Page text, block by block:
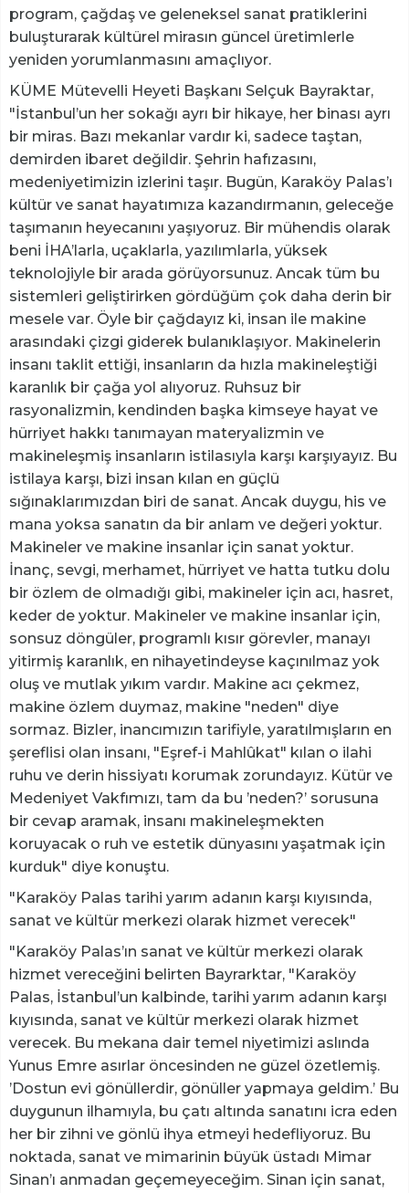
program, çağdaş ve geleneksel sanat pratiklerini
buluşturarak kültürel mirasın güncel üretimlerle
yeniden yorumlanmasını amaçlıyor.
KÜME Mütevelli Heyeti Başkanı Selçuk Bayraktar,
"İstanbul’un her sokağı ayrı bir hikaye, her binası ayrı
bir miras. Bazı mekanlar vardır ki, sadece taştan,
demirden ibaret değildir. Şehrin hafızasını,
medeniyetimizin izlerini taşır. Bugün, Karaköy Palas’ı
kültür ve sanat hayatımıza kazandırmanın, geleceğe
taşımanın heyecanını yaşıyoruz. Bir mühendis olarak
beni İHA’larla, uçaklarla, yazılımlarla, yüksek
teknolojiyle bir arada görüyorsunuz. Ancak tüm bu
sistemleri geliştirirken gördüğüm çok daha derin bir
mesele var. Öyle bir çağdayız ki, insan ile makine
arasındaki çizgi giderek bulanıklaşıyor. Makinelerin
insanı taklit ettiği, insanların da hızla makineleştiği
karanlık bir çağa yol alıyoruz. Ruhsuz bir
rasyonalizmin, kendinden başka kimseye hayat ve
hürriyet hakkı tanımayan materyalizmin ve
makineleşmiş insanların istilasıyla karşı karşıyayız. Bu
istilaya karşı, bizi insan kılan en güçlü
sığınaklarımızdan biri de sanat. Ancak duygu, his ve
mana yoksa sanatın da bir anlam ve değeri yoktur.
Makineler ve makine insanlar için sanat yoktur.
İnanç, sevgi, merhamet, hürriyet ve hatta tutku dolu
bir özlem de olmadığı gibi, makineler için acı, hasret,
keder de yoktur. Makineler ve makine insanlar için,
sonsuz döngüler, programlı kısır görevler, manayı
yitirmiş karanlık, en nihayetindeyse kaçınılmaz yok
oluş ve mutlak yıkım vardır. Makine acı çekmez,
makine özlem duymaz, makine "neden" diye
sormaz. Bizler, inancımızın tarifiyle, yaratılmışların en
şereflisi olan insanı, "Eşref-i Mahlûkat" kılan o ilahi
ruhu ve derin hissiyatı korumak zorundayız. Kütür ve
Medeniyet Vakfımızı, tam da bu ’neden?’ sorusuna
bir cevap aramak, insanı makineleşmekten
koruyacak o ruh ve estetik dünyasını yaşatmak için
kurduk" diye konuştu.
"Karaköy Palas tarihi yarım adanın karşı kıyısında,
sanat ve kültür merkezi olarak hizmet verecek"
"Karaköy Palas’ın sanat ve kültür merkezi olarak
hizmet vereceğini belirten Bayrarktar, "Karaköy
Palas, İstanbul’un kalbinde, tarihi yarım adanın karşı
kıyısında, sanat ve kültür merkezi olarak hizmet
verecek. Bu mekana dair temel niyetimizi aslında
Yunus Emre asırlar öncesinden ne güzel özetlemiş.
’Dostun evi gönüllerdir, gönüller yapmaya geldim.’ Bu
duygunun ilhamıyla, bu çatı altında sanatını icra eden
her bir zihni ve gönlü ihya etmeyi hedefliyoruz. Bu
noktada, sanat ve mimarinin büyük üstadı Mimar
Sinan’ı anmadan geçemeyeceğim. Sinan için sanat,